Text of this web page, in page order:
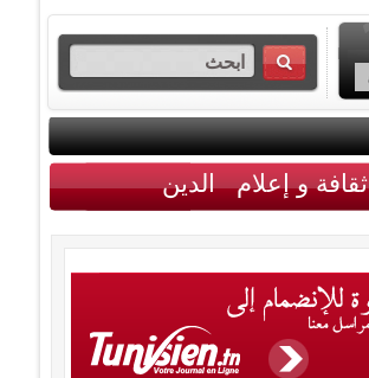
ثقافة و إعلام الدين